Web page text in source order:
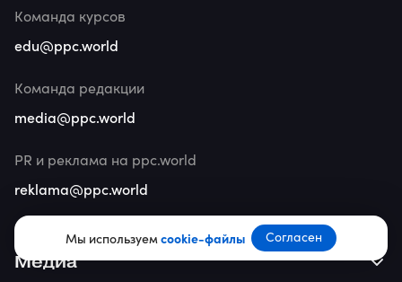
Мы используемcookie-файлы Согласен
Медиа
Команда курсов
edu@ppc.world
Команда редакции
media@ppc.world
PR и реклама на ppc.world
reklama@ppc.world